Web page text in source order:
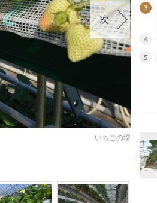
いちごの堺
次
3
4
5